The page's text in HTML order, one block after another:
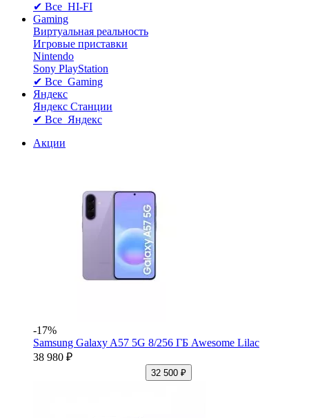
✔ Все HI-FI
Gaming
Виртуальная реальность
Игровые приставки
Nintendo
Sony PlayStation
✔ Все Gaming
Яндекс
Яндекс Станции
✔ Все Яндекс
Акции
-17%
Samsung Galaxy A57 5G 8/256 ГБ Awesome Lilac
38 980 ₽
32 500 ₽